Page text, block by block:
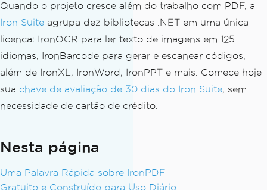
Quando o projeto cresce além do trabalho com PDF, a
Iron Suite agrupa dez bibliotecas .NET em uma única
licença: IronOCR para ler texto de imagens em 125
idiomas, IronBarcode para gerar e escanear códigos,
além de IronXL, IronWord, IronPPT e mais. Comece hoje
sua chave de avaliação de 30 dias do Iron Suite, sem
necessidade de cartão de crédito.
Nesta página
Uma Palavra Rápida sobre IronPDF
Gratuito e Construído para Uso Diário